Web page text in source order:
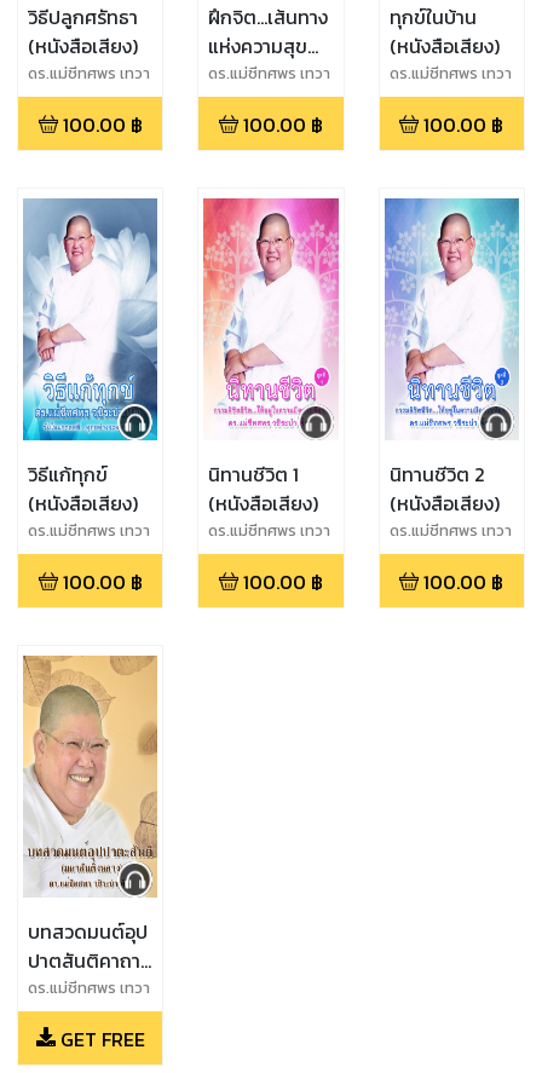
วิธีปลูกศรัทธา
(หนังสือเสียง)
ดร.แม่ชีทศพร เทวา
พิทักษ์ธรรม
100.00 ฿
ฝึกจิต...เส้นทาง
แห่งความสุข
(หนังสือเสียง)
ดร.แม่ชีทศพร เทวา
พิทักษ์ธรรม
100.00 ฿
ทุกข์ในบ้าน
(หนังสือเสียง)
ดร.แม่ชีทศพร เทวา
พิทักษ์ธรรม
100.00 ฿
วิธีแก้ทุกข์
(หนังสือเสียง)
ดร.แม่ชีทศพร เทวา
พิทักษ์ธรรม
100.00 ฿
นิทานชีวิต 1
(หนังสือเสียง)
ดร.แม่ชีทศพร เทวา
พิทักษ์ธรรม
100.00 ฿
นิทานชีวิต 2
(หนังสือเสียง)
ดร.แม่ชีทศพร เทวา
พิทักษ์ธรรม
100.00 ฿
บทสวดมนต์อุป
ปาตสันติคาถา
แม่ชีทศพร
(หนังสือเสียง)
ดร.แม่ชีทศพร เทวา
พิทักษ์ธรรม
GET FREE